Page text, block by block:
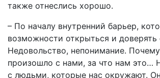
также отнеслись хорошо.
– По началу внутренний барьер,
возможности открыться и
Недовольство, непонимание.
произошло с нами, за что нам это…
с людьми, которые нас окружают.